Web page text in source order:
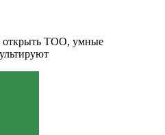
открыть ТОО, умные